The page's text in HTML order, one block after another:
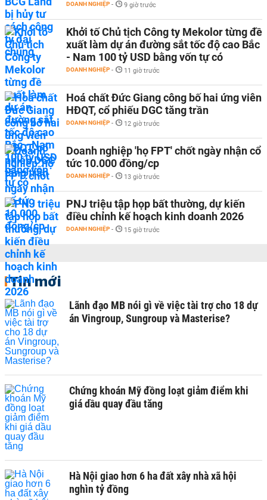
DOANH NGHIỆP - 9 giờ trước
Khởi tố Chủ tịch Công ty Mekolor từng đề
xuất làm dự án đường sắt tốc độ cao Bắc
- Nam 100 tỷ USD bằng vốn tự có
DOANH NGHIỆP - 11 giờ trước
Hoá chất Đức Giang công bố hai ứng viên
HĐQT, cổ phiếu DGC tăng trần
DOANH NGHIỆP - 12 giờ trước
Doanh nghiệp 'họ FPT' chốt ngày nhận cổ
tức 10.000 đồng/cp
DOANH NGHIỆP - 13 giờ trước
PNJ triệu tập họp bất thường, dự kiến
điều chỉnh kế hoạch kinh doanh 2026
DOANH NGHIỆP - 15 giờ trước
Tin mới
Lãnh đạo MB nói gì về việc tài trợ cho 18 dự
án Vingroup, Sungroup và Masterise?
Chứng khoán Mỹ đồng loạt giảm điểm khi
giá dầu quay đầu tăng
Hà Nội giao hơn 6 ha đất xây nhà xã hội
nghìn tỷ đồng